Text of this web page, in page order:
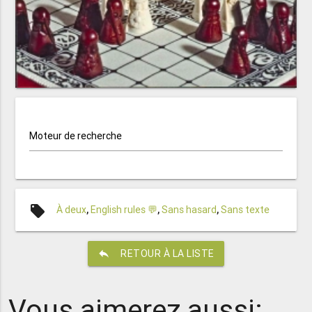
Moteur de recherche
local_offer À deux,English rules 💬,Sans hasard,Sans texte
reply RETOUR À LA LISTE